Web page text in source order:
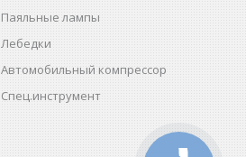
Паяльные лампы
Лебедки
Автомобильный компрессор
Спец.инструмент